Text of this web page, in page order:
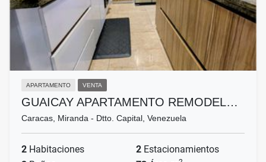
APARTAMENTO VENTA
GUAICAY APARTAMENTO REMODEL…
Caracas, Miranda - Dtto. Capital, Venezuela
2 Habitaciones 2 Estacionamientos